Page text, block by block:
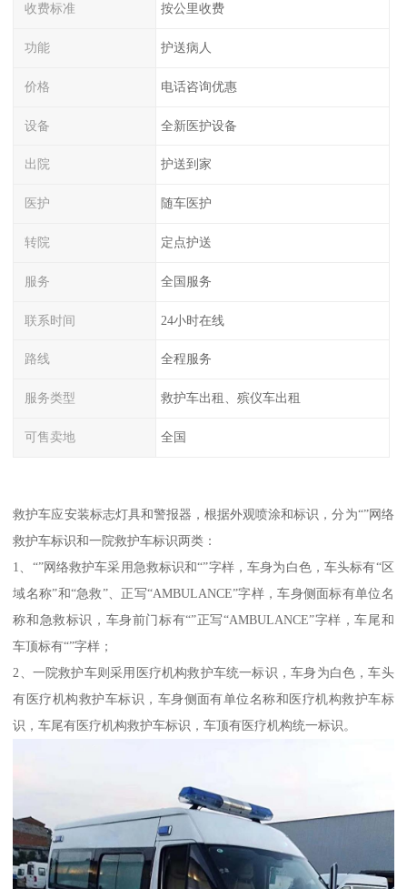
收费标准 按公里收费
功能 护送病人
价格 电话咨询优惠
设备 全新医护设备
出院 护送到家
医护 随车医护
转院 定点护送
服务 全国服务
联系时间 24小时在线
路线 全程服务
服务类型 救护车出租、殡仪车出租
可售卖地 全国
救护车应安装标志灯具和警报器，根据外观喷涂和标识，分为“”网络
救护车标识和一院救护车标识两类：
1、“”网络救护车采用急救标识和“”字样，车身为白色，车头标有“区
域名称”和“急救”、正写“AMBULANCE”字样，车身侧面标有单位名
称和急救标识，车身前门标有“”正写“AMBULANCE”字样，车尾和
车顶标有“”字样；
2、一院救护车则采用医疗机构救护车统一标识，车身为白色，车头
有医疗机构救护车标识，车身侧面有单位名称和医疗机构救护车标
识，车尾有医疗机构救护车标识，车顶有医疗机构统一标识。